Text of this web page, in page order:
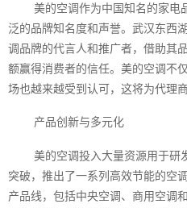
美的空调作为中国知名的家电
泛的品牌知名度和声誉。武汉东西
调品牌的代言人和推广者，借助其
额赢得消费者的信任。美的空调不
场也越来越受到认可，这将为代理
产品创新与多元化
美的空调投入大量资源用于研
突破，推出了一系列高效节能的空
产品线，包括中央空调、商用空调